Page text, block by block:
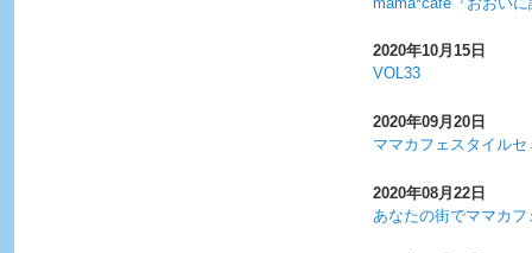
2020年10月15日
VOL33
2020年09月20日
ママカフェスタイル
2020年08月22日
あなたの街でママカ